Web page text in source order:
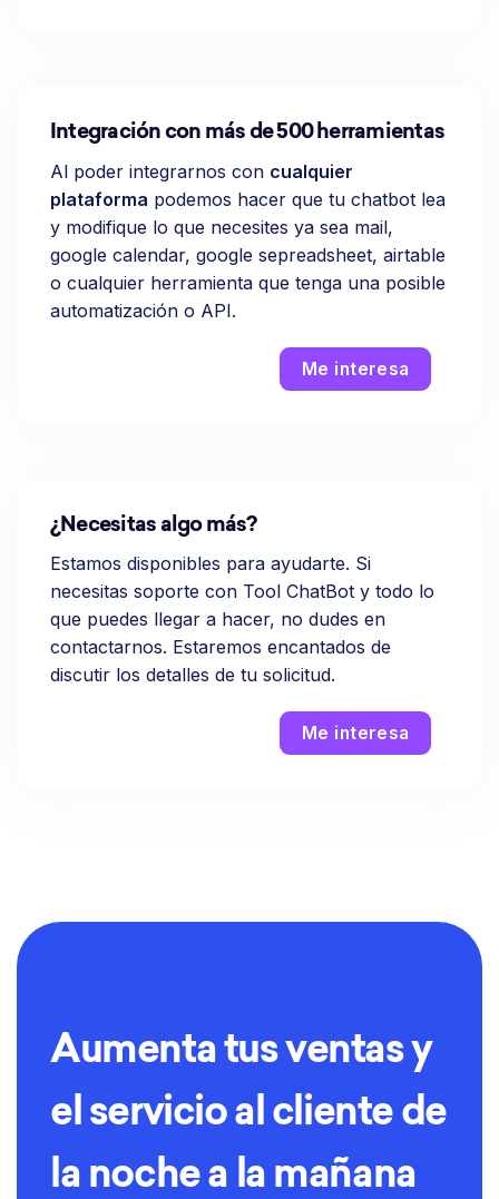
Integración con más de 500 herramientas
Al poder integrarnos con cualquier
plataforma podemos hacer que tu chatbot lea
y modifique lo que necesites ya sea mail,
google calendar, google sepreadsheet, airtable
o cualquier herramienta que tenga una posible
automatización o API.
Me interesa
¿Necesitas algo más?
Estamos disponibles para ayudarte. Si
necesitas soporte con Tool ChatBot y todo lo
que puedes llegar a hacer, no dudes en
contactarnos. Estaremos encantados de
discutir los detalles de tu solicitud.
Me interesa
Aumenta tus ventas y
el servicio al cliente de
la noche a la mañana